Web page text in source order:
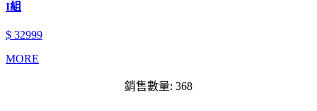
I組
$ 32999
MORE
銷售數量: 368